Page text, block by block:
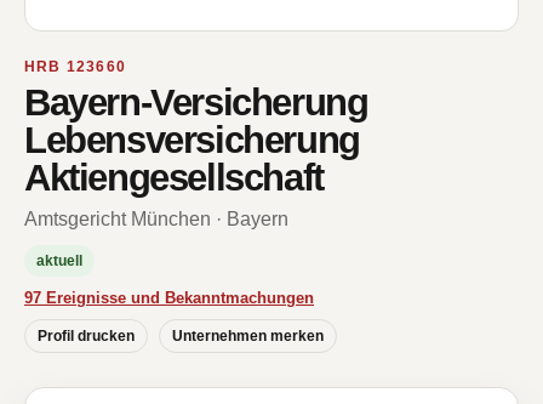
HRB 123660
Bayern-Versicherung
Lebensversicherung
Aktiengesellschaft
Amtsgericht München · Bayern
aktuell
97 Ereignisse und Bekanntmachungen
Profil drucken Unternehmen merken